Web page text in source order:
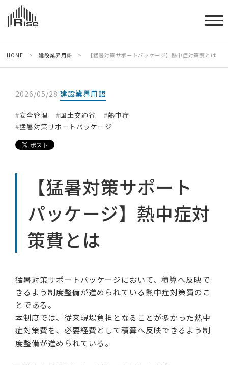
HOME > 建設業界用語 > 【猛暑対策サポートパッケージ】熱中症対策費とは
2026/05/28 建設業界用語
安全管理 国土交通省
熱中症
猛暑対策サポートパッケージ
【猛暑対策サポート
パッケージ】熱中症対
策費とは
猛暑対策サポートパッケージにおいて、積算へ反映で
きるよう制度整備が進められている熱中症対策費のこ
とである。
本制度では、従来現場負担となることが多かった熱中
症対策費を、必要経費として積算へ反映できるよう制
度整備が進められている。